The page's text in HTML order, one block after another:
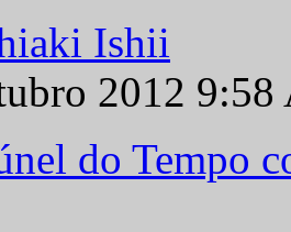
Ishii
2012
do Tempo